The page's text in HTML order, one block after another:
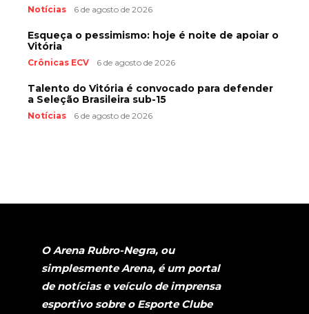
Notícias 6 de agosto de 2026
Esqueça o pessimismo: hoje é noite de apoiar o
Vitória
Crônicas ECV 6 de agosto de 2026
Talento do Vitória é convocado para defender
a Seleção Brasileira sub-15
Notícias 6 de agosto de 2026
O Arena Rubro-Negra, ou
simplesmente Arena, é um portal
de notícias e veículo de imprensa
esportivo sobre o Esporte Clube